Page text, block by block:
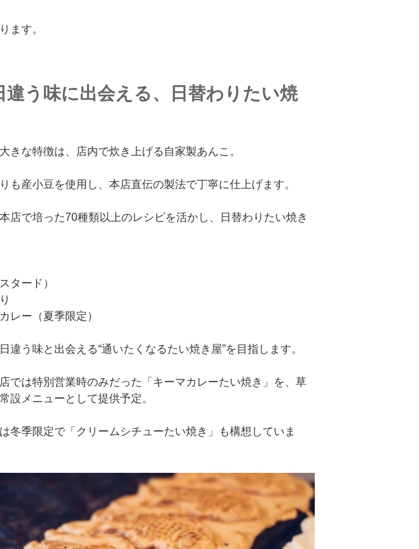
ます。
違う味に出会える、日替わりたい焼
きな特徴は、店内で炊き上げる自家製あんこ。
も産小豆を使用し、本店直伝の製法で丁寧に仕上げます。
店で培った70種類以上のレシピを活かし、日替わりたい焼き
タード）
レー（夏季限定）
違う味と出会える“通いたくなるたい焼き屋”を目指します。
では特別営業時のみだった「キーマカレーたい焼き」を、草
設メニューとして提供予定。
冬季限定で「クリームシチューたい焼き」も構想していま